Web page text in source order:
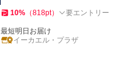
10% （818pt） 要エントリー
最短明日お届け
イーカエル・プラザ